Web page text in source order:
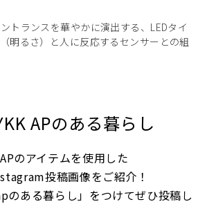
トランスを華やかに演出する、LEDタイ
明るさ）と人に反応するセンサーとの組
APのある暮らし
のアイテムを使用した
投稿画像をご紹介！
のある暮らし」をつけてぜひ投稿し